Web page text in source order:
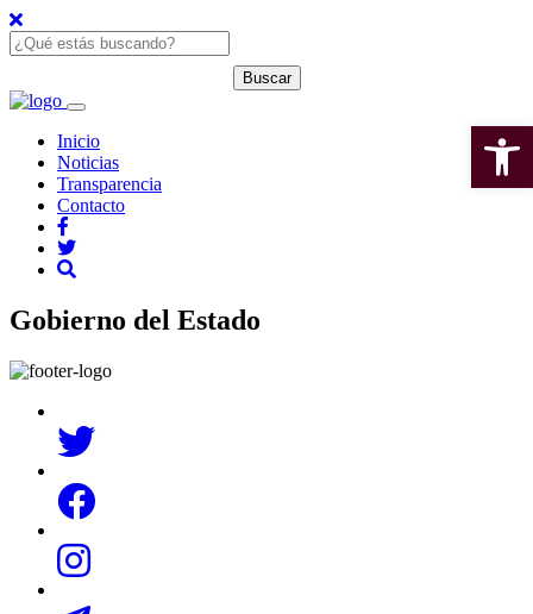
Inicio
Noticias
Transparencia
Contacto
Gobierno del Estado